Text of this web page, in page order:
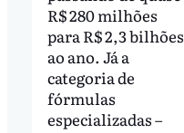
R$ 280 milhões
para R$ 2,3 bilhões
ao ano. Já a
categoria de
fórmulas
especializadas –